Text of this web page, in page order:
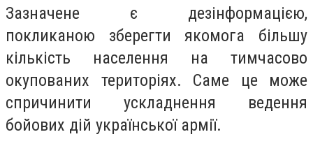
Зазначене є дезінформацією,
покликаною зберегти якомога більшу
кількість населення на тимчасово
окупованих територіях. Саме це може
спричинити ускладнення ведення
бойових дій української армії.